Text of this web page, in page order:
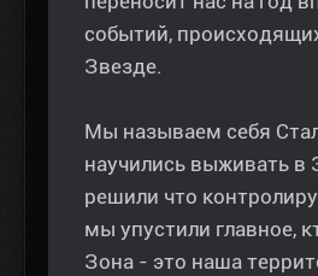
событий,
Звезде.
Мы называем себя
научились выживать
решили что
мы упустили главное,
Зона - это наша